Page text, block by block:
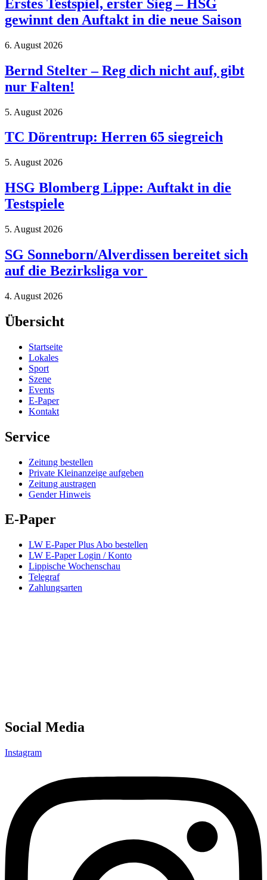
Erstes Testspiel, erster Sieg – HSG
gewinnt den Auftakt in die neue Saison
6. August 2026
Bernd Stelter – Reg dich nicht auf, gibt
nur Falten!
5. August 2026
TC Dörentrup: Herren 65 siegreich
5. August 2026
HSG Blomberg Lippe: Auftakt in die
Testspiele
5. August 2026
SG Sonneborn/Alverdissen bereitet sich
auf die Bezirksliga vor
4. August 2026
Übersicht
Startseite
Lokales
Sport
Szene
Events
E-Paper
Kontakt
Service
Zeitung bestellen
Private Kleinanzeige aufgeben
Zeitung austragen
Gender Hinweis
E-Paper
LW E-Paper Plus Abo bestellen
LW E-Paper Login / Konto
Lippische Wochenschau
Telegraf
Zahlungsarten
Social Media
Instagram